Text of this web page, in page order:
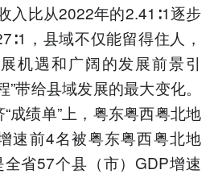
入比从2022年的2.41∶1逐步
，县域不仅能留得住人，
机遇和广阔的发展前景引
带给县域发展的最大变化。
成绩单”上，粤东粤西粤北地
速前4名被粤东粤西粤北地
全省57个县（市）GDP增速